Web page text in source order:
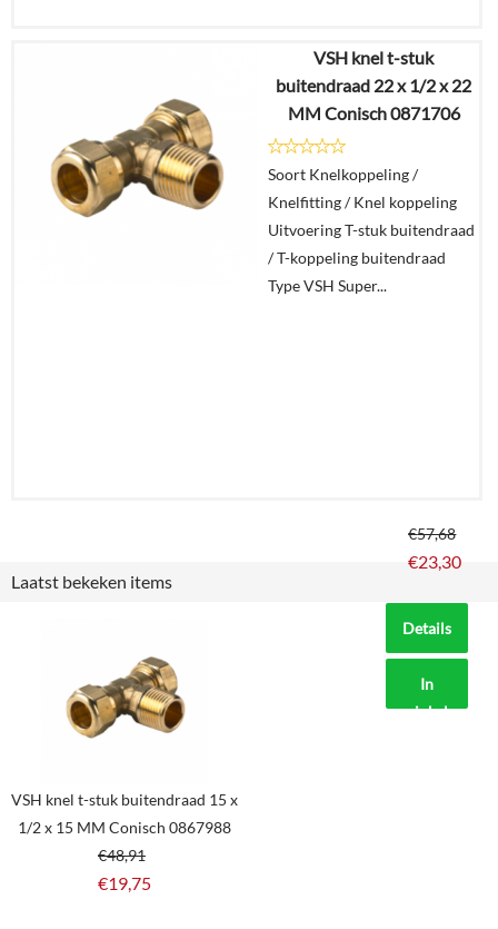
€52,80
€15,80
In
winkelmand
VSH knel t-stuk
buitendraad 22 x 1/2 x 22
MM Conisch 0871706
Soort Knelkoppeling /
Knelfitting / Knel koppeling
Uitvoering T-stuk buitendraad
/ T-koppeling buitendraad
Type VSH Super...
€57,68
€23,30
Details
In
winkelmand
Laatst bekeken items
VSH knel t-stuk buitendraad 15 x
1/2 x 15 MM Conisch 0867988
€48,91
€19,75